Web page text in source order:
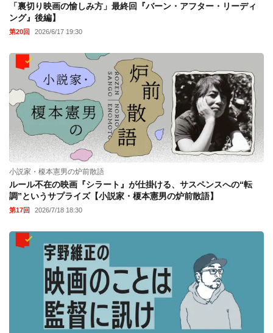
「裏切り映画の愉しみ方」最終回『バーン・アフター・リーディ
ング』後編】
第20回 2026/6/17 19:30
小説家・榎本憲男の炉前散語
ルール不在の映画『シラート』が仕掛ける、サスペンスへの“転
調”というサプライズ【小説家・榎本憲男の炉前散語】
第17回 2026/7/18 18:30